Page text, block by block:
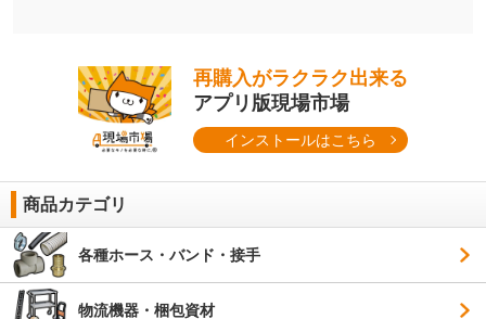
再購入がラクラク出来る
アプリ版現場市場
インストールはこちら
商品カテゴリ
各種ホース・バンド・接手
物流機器・梱包資材